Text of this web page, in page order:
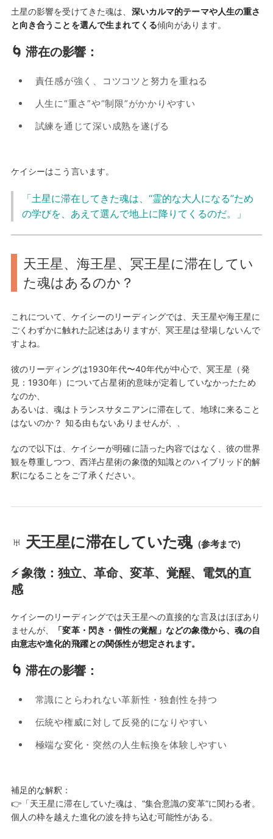
土星の影響を受けてきた魂は、 深いカルマ的テーマや人生の重さ
と向き合うことを選んで生まれてくる傾向があります。
🌀 滞在の影響：
責任感が強く、コツコツと努力を重ねる
人生に“重さ”や“制限”がかかりやすい
試練を通じて深い成熟を遂げる
ケイシーはこう言います。
「土星に滞在してきた魂は、“霊的な大人になる”ため
の学びを、あえて選んで地上に降りてくるのだ。」
天王星、海王星、冥王星に滞在してい
た魂はあるのか？
これについて、ケイシーのリーディングでは、天王星や海王星に
ごくわずかに触れた記述はありますが、冥王星は登場しないんで
すよね。
彼のリーディングは1930年代〜40年代が中心で、冥王星（発
見：1930年）について占星術的意味が定着していなかったため
なのか、
あるいは、魂はトランスサタニアンに滞在して、地球に来ること
はないのか？ 知る由もないありませんが、、
なので以下は、ケイシーが明確に語った内容ではなく、彼の世界
観を尊重しつつ、西洋占星術の象徴的知識とのハイブリッド的解
釈になることをご了承ください。
♅ 天王星に滞在していた魂（参考まで）
⚡ 象徴：独立、革命、変革、覚醒、電気的直
感
ケイシーのリーディングでは天王星への直接的な言及はほぼあり
ませんが、
「変革・閃き・個性の覚醒」などの象徴から、魂の自
由意志や進化的飛躍との関係性が想定されます。
🌀 滞在の影響：
常識にとらわれない革新性・独創性を持つ
伝統や権威に対して反発的になりやすい
極端な変化・突然の人生転換を体験しやすい
補足的な解釈：
👉「天王星に滞在していた魂は、“集合意識の変革”に関わる者。
個人の枠を越えた進化の波を持ち込む可能性がある。